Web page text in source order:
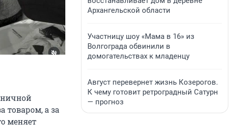
товаром, а за
меняет
Архангельской области
Участницу шоу «Мама в 16» из
Волгограда обвинили в
домогательствах к младенцу
Август перевернет жизнь Козерогов.
К чему готовит ретроградный Сатурн
— прогноз